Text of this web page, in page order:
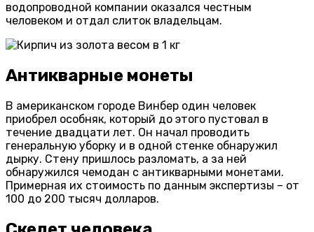
водопроводной компании оказался честным
человеком и отдал слиток владельцам.
Антикварные монеты
В американском городе Винбер один человек
приобрел особняк, который до этого пустовал в
течение двадцати лет. Он начал проводить
генеральную уборку и в одной стенке обнаружил
дырку. Стену пришлось разломать, а за ней
обнаружился чемодан с антикварными монетами.
Примерная их стоимость по данным экспертизы – от
100 до 200 тысяч долларов.